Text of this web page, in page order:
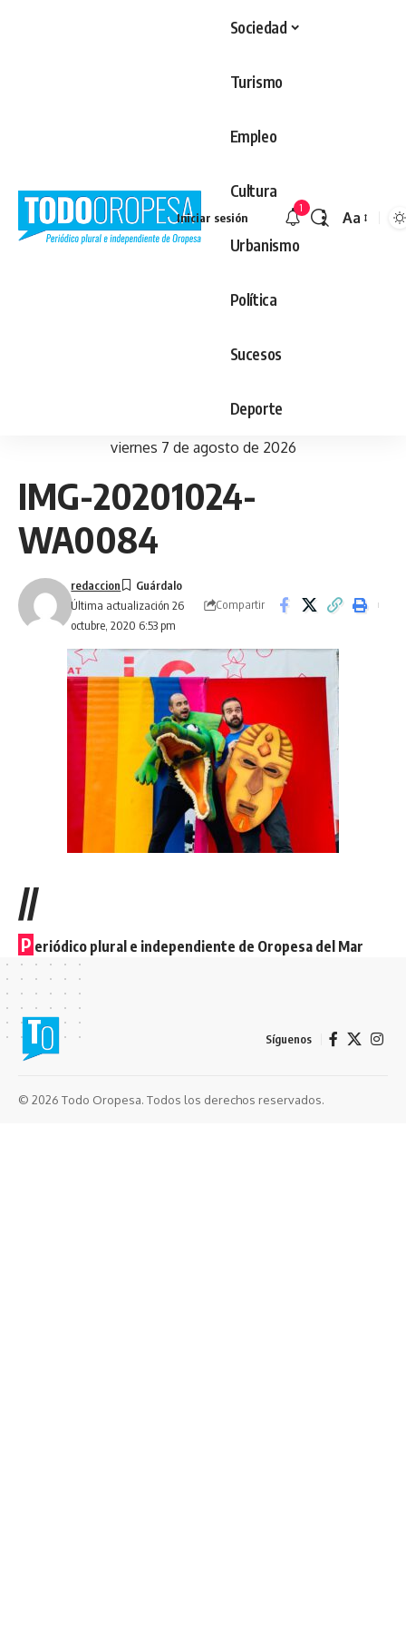
Sociedad
Turismo
Empleo
Cultura
Urbanismo
Política
Sucesos
Deporte
Iniciar sesión
1
Aa
viernes 7 de agosto de 2026
IMG-20201024-
WA0084
Última actualización 26
octubre, 2020 6:53 pm
redaccion
Compartir
//
P eriódico plural e independiente de Oropesa del Mar
Síguenos
© 2026 Todo Oropesa. Todos los derechos reservados.